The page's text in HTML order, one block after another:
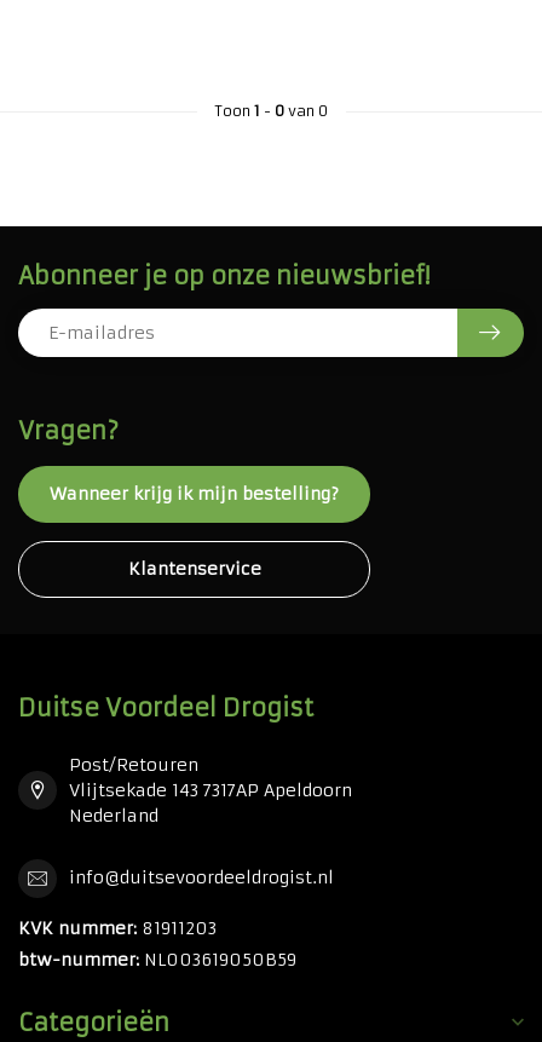
Toon 1 - 0van 0
Vragen?
Wanneer krijg ik mijn bestelling?
Klantenservice
Abonneer je op onze nieuwsbrief!
Duitse Voordeel Drogist
Post/Retouren
Vlijtsekade 143 7317AP Apeldoorn
Nederland
info@duitsevoordeeldrogist.nl
KVK nummer: 81911203
btw-nummer: NL003619050B59
Categorieën